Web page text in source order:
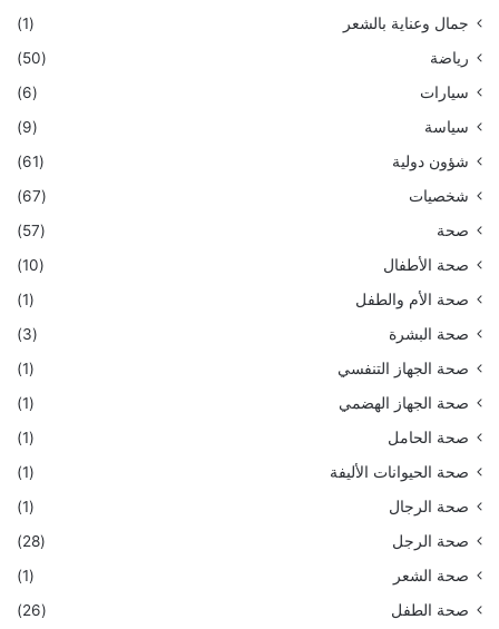
جمال وعناية بالشعر
(1)
رياضة
(50)
سيارات
(6)
سياسة
(9)
شؤون دولية
(61)
شخصيات
(67)
صحة
(57)
صحة الأطفال
(10)
صحة الأم والطفل
(1)
صحة البشرة
(3)
صحة الجهاز التنفسي
(1)
صحة الجهاز الهضمي
(1)
صحة الحامل
(1)
صحة الحيوانات الأليفة
(1)
صحة الرجال
(1)
صحة الرجل
(28)
صحة الشعر
(1)
صحة الطفل
(26)